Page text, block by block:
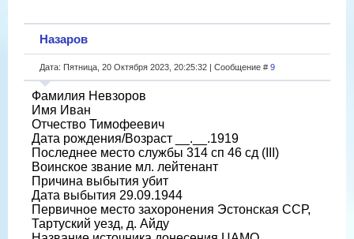
Назаров
Дата: Пятница, 20 Октября 2023, 20:25:32 | Сообщение # 9
Фамилия Невзоров
Имя Иван
Отчество Тимофеевич
Дата рождения/Возраст __.__.1919
Последнее место службы 314 сп 46 сд (III)
Воинское звание мл. лейтенант
Причина выбытия убит
Дата выбытия 29.09.1944
Первичное место захоронения Эстонская ССР,
Тартуский уезд, д. Айду